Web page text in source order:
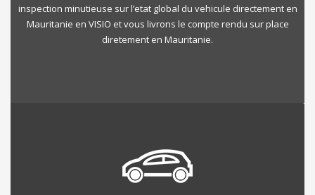
inspection minutieuse sur l’etat global du vehicule directement en
Mauritanie en VISIO et vous livrons le compte rendu sur place
diretement en Mauritanie.